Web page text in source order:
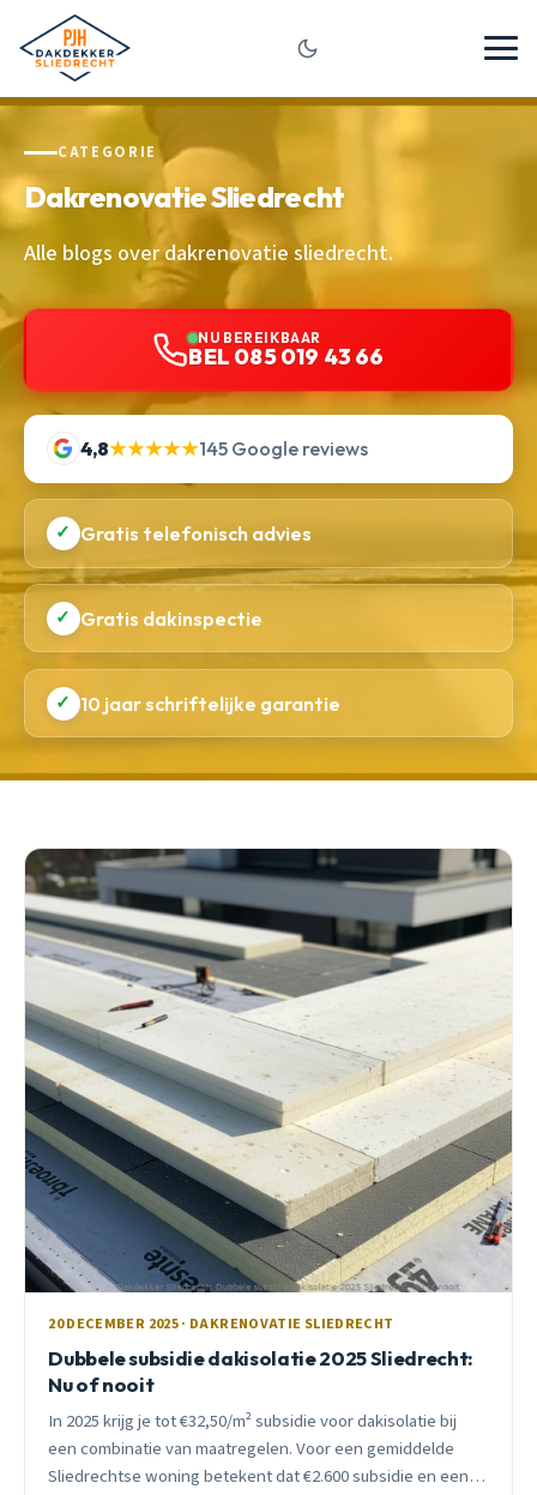
CATEGORIE
Dakrenovatie Sliedrecht
Alle blogs over dakrenovatie sliedrecht.
NU BEREIKBAAR
BEL 085 019 43 66
4,8★★★★★145 Google reviews
✓ Gratis telefonisch advies
✓ Gratis dakinspectie
✓ 10 jaar schriftelijke garantie
20 DECEMBER 2025 · DAKRENOVATIE SLIEDRECHT
Dubbele subsidie dakisolatie 2025 Sliedrecht:
Nu of nooit
In 2025 krijg je tot €32,50/m² subsidie voor dakisolatie bij
een combinatie van maatregelen. Voor een gemiddelde
Sliedrechtse woning betekent dat €2.600 subsidie en een